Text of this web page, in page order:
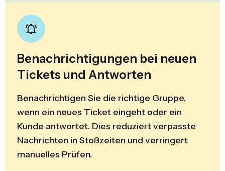
Benachrichtigungen bei neuen
Tickets und Antworten
Benachrichtigen Sie die richtige Gruppe,
wenn ein neues Ticket eingeht oder ein
Kunde antwortet. Dies reduziert verpasste
Nachrichten in Stoßzeiten und verringert
manuelles Prüfen.